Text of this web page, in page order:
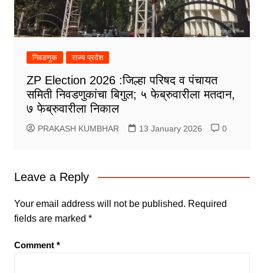
निवडणूक राज्य प्रदेश
ZP Election 2026 :जिल्हा परिषद व पंचायत
समिती निवडणुकांचा बिगुल; ५ फेब्रुवारीला मतदान,
७ फेब्रुवारीला निकाल
PRAKASH KUMBHAR 13 January 2026 0
Leave a Reply
Your email address will not be published. Required
fields are marked *
Comment *